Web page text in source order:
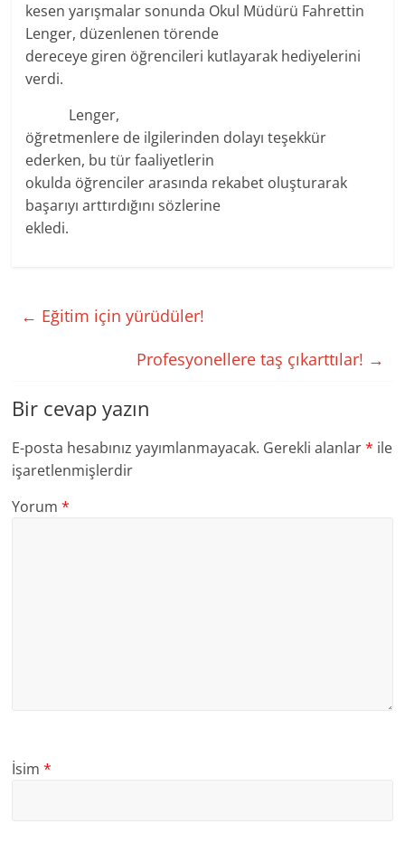
kesen yarışmalar sonunda Okul Müdürü Fahrettin
Lenger, düzenlenen törende
dereceye giren öğrencileri kutlayarak hediyelerini
verdi.
Lenger,
öğretmenlere de ilgilerinden dolayı teşekkür
ederken, bu tür faaliyetlerin
okulda öğrenciler arasında rekabet oluşturarak
başarıyı arttırdığını sözlerine
ekledi.
← Eğitim için yürüdüler!
Profesyonellere taş çıkarttılar! →
Bir cevap yazın
E-posta hesabınız yayımlanmayacak. Gerekli alanlar* ile
işaretlenmişlerdir
Yorum*
İsim*